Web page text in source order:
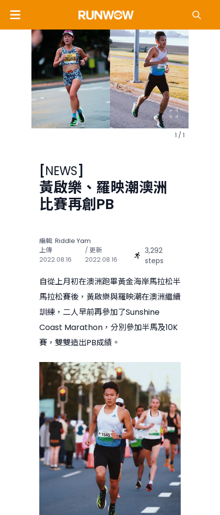
1 / 1
[NEWS]
黃啟樂、羅映潮澳洲
比賽再創PB
編輯: Riddle Yam
上傳
2022.08.16
/ 更新
2022.08.16
3,292
steps
自從上月初在澳洲跑畢黃金海岸馬拉松半
馬拉松賽後，黃啟樂與羅映潮在澳洲繼續
訓練，二人早前再參加了Sunshine
Coast Marathon，分別參加半馬及10K
賽，雙雙造出PB成績。